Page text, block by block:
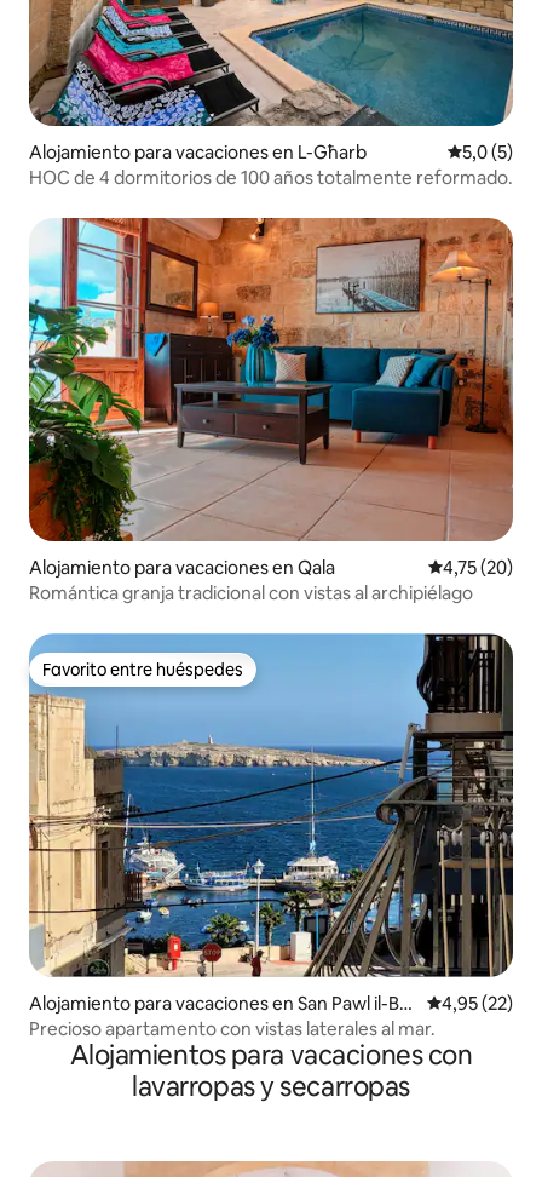
Alojamiento para vacaciones en L-Għarb
5,0 (5)
HOC de 4 dormitorios de 100 años totalmente reformado.
Alojamiento para vacaciones en Qala Calificación
4,75 (20)
Romántica granja tradicional con vistas al archipiélago
Favorito entre huéspedes
Favorito entre huéspedes
Alojamiento para vacaciones en San Pawl il-Ba
ħar
Calificación
4,95 (22)
Precioso apartamento con vistas laterales al mar.
Alojamientos para vacaciones con
lavarropas y secarropas